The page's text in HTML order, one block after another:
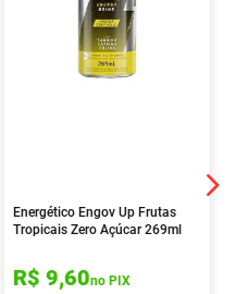
Energético Engov Up Frutas
Tropicais Zero Açúcar 269ml
R$ 9,60no PIX